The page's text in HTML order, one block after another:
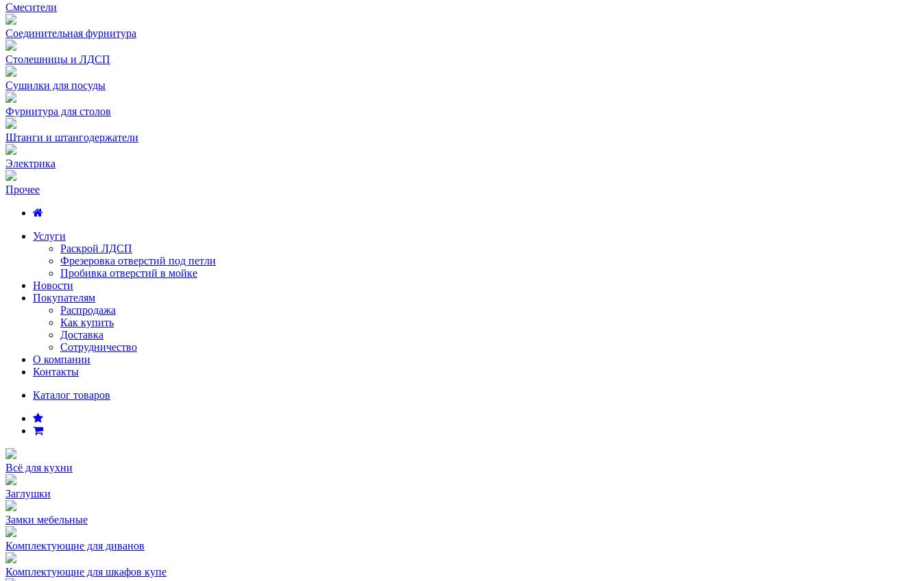
Смесители
Соединительная фурнитура
Столешницы и ЛДСП
Сушилки для посуды
Фурнитура для столов
Штанги и штангодержатели
Электрика
Прочее
Услуги
Раскрой ЛДСП
Фрезеровка отверстий под петли
Пробивка отверстий в мойке
Новости
Покупателям
Распродажа
Как купить
Доставка
Сотрудничество
О компании
Контакты
Каталог товаров
Всё для кухни
Заглушки
Замки мебельные
Комплектующие для диванов
Комплектующие для шкафов купе